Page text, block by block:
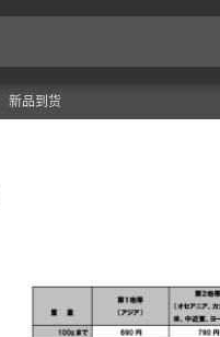
新品到货